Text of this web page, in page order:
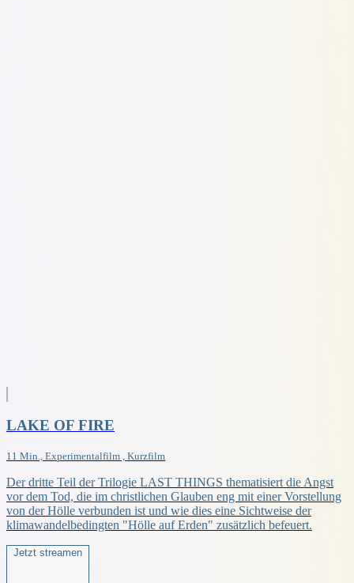
LAKE OF FIRE
11 Min., Experimentalfilm , Kurzfilm
Der dritte Teil der Trilogie LAST THINGS thematisiert die Angst
vor dem Tod, die im christlichen Glauben eng mit einer Vorstellung
von der Hölle verbunden ist und wie dies eine Sichtweise der
klimawandelbedingten "Hölle auf Erden" zusätzlich befeuert.
Jetzt streamen